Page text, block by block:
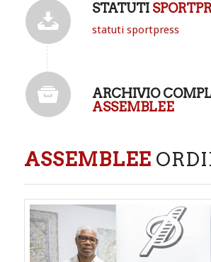
STATUTI
statuti sportpress
ARCHIVIO
ASSEMBLEE
ASSEMBLEE